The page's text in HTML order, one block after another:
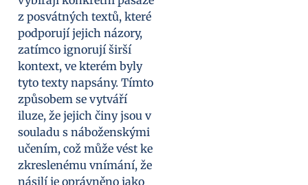
z posvátných textů, které
podporují jejich názory,
zatímco ignorují širší
kontext, ve kterém byly
tyto texty napsány. Tímto
způsobem se vytváří
iluze, že jejich činy jsou v
souladu s náboženskými
učením, což může vést ke
zkreslenému vnímání, že
násilí je oprávněno jako